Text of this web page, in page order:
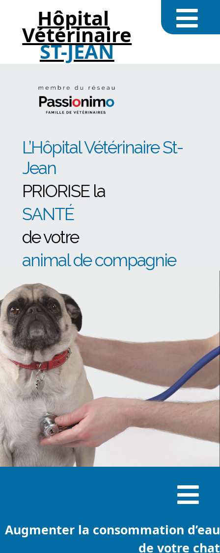
Hôpital
Vétérinaire
ST-JEAN
L’Hôpital Vétérinaire St-
Jean
PRIORISE la
SANTÉ
de votre
animal de compagnie
Augmenter la consommation d’eau
de votre chat